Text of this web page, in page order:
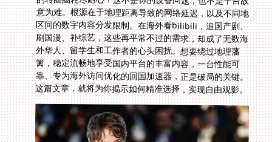
这篇文章，就将为你揭示如何精准选择，实现自由观影。